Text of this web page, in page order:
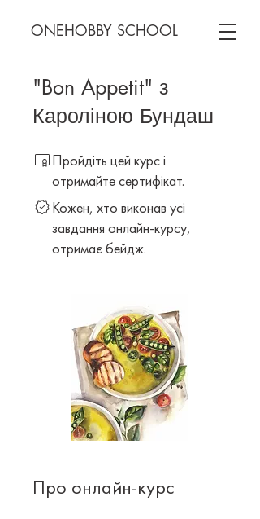
ONEHOBBY SCHOOL
"Bon Appetit" з
Кароліною Бундаш
Пройдіть цей курс і
отримайте сертифікат.
Кожен, хто виконав усі
завдання онлайн-курсу,
отримає бейдж.
Про онлайн-курс